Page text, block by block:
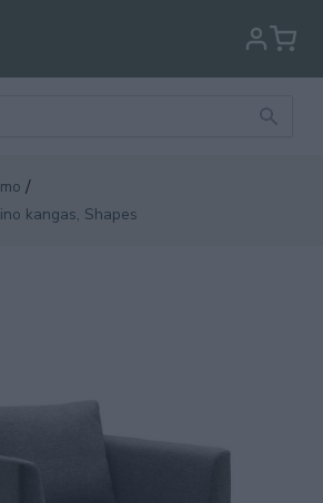
/
kangas, Shapes